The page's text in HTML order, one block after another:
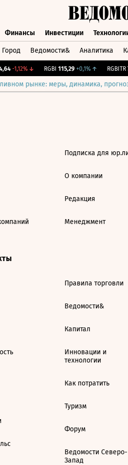
Финансы Инвестиции
Город Ведомости& Аналитика
-1,12%↓ RGBI 115,29 +0,1%↑ RGBITR
рынке: меры, динамика,
Подписка для
О компании
Редакция
Менеджмент
Правила торговли
Ведомости&
Капитал
Инновации и
технологии
Как потратить
Туризм
Форум
Ведомости Северо-
Запад